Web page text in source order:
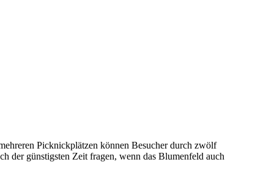
Picknickplätzen können Besucher durch zwölf
der günstigsten Zeit fragen, wenn das Blumenfeld auch